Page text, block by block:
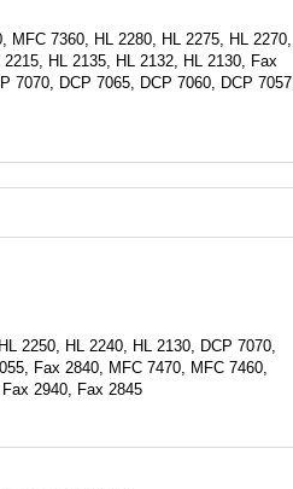
MFC 7360, HL 2280, HL 2275, HL 2270,
HL 2135, HL 2132, HL 2130, Fax
7070, DCP 7065, DCP 7060, DCP 7057,
2250, HL 2240, HL 2130, DCP 7070,
Fax 2840, MFC 7470, MFC 7460,
2940, Fax 2845